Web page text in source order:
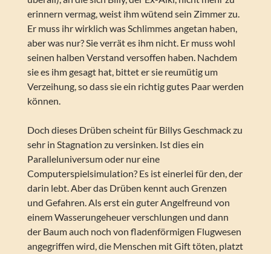
erinnern vermag, weist ihm wütend sein Zimmer zu.
Er muss ihr wirklich was Schlimmes angetan haben,
aber was nur? Sie verrät es ihm nicht. Er muss wohl
seinen halben Verstand versoffen haben. Nachdem
sie es ihm gesagt hat, bittet er sie reumütig um
Verzeihung, so dass sie ein richtig gutes Paar werden
können.
Doch dieses Drüben scheint für Billys Geschmack zu
sehr in Stagnation zu versinken. Ist dies ein
Paralleluniversum oder nur eine
Computerspielsimulation? Es ist einerlei für den, der
darin lebt. Aber das Drüben kennt auch Grenzen
und Gefahren. Als erst ein guter Angelfreund von
einem Wasserungeheuer verschlungen und dann
der Baum auch noch von fladenförmigen Flugwesen
angegriffen wird, die Menschen mit Gift töten, platzt